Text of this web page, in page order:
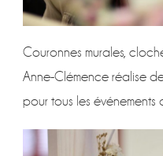
Couronnes murales,
Anne-Clémence réalise
pour tous les événements